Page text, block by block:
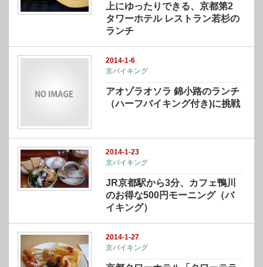
上にゆったりできる、京都第2
タワーホテル レストラン若杉の
ランチ
2014-1-6
京バイキング
アオゾラオソラ 錦小路のランチ
（ハーフバイキング付き)に挑戦
2014-1-23
京バイキング
JR京都駅から3分、カフェ鴨川
のお得な500円モーニング（バ
イキング）
2014-1-27
京バイキング